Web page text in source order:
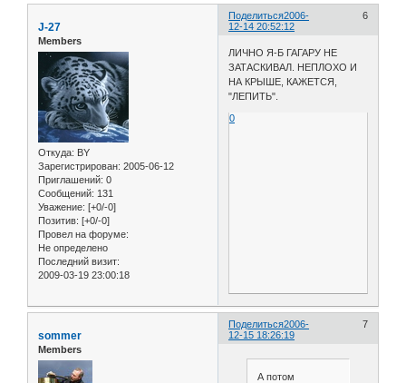
Поделиться 6
2006-
12-14 20:52:12
J-27
Members
Откуда: BY
Зарегистрирован: 2005-06-12
Приглашений: 0
Сообщений: 131
Уважение: [+0/-0]
Позитив: [+0/-0]
Провел на форуме:
Не определено
Последний визит:
2009-03-19 23:00:18
ЛИЧНО Я-Б ГАГАРУ НЕ
ЗАТАСКИВАЛ. НЕПЛОХО И
НА КРЫШЕ, КАЖЕТСЯ,
"ЛЕПИТЬ".
0
Поделиться 7
2006-
12-15 18:26:19
sommer
Members
А потом